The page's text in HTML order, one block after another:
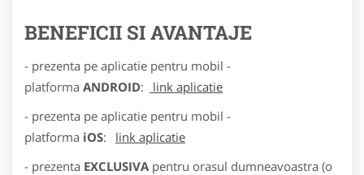
BENEFICII SI AVANTAJE
- prezenta pe aplicatie pentru mobil -
platforma ANDROID:
link aplicatie
- prezenta pe aplicatie pentru mobil -
platforma iOS:
link aplicatie
- prezenta EXCLUSIVA pentru orasul dumneavoastra (o